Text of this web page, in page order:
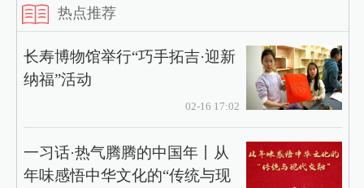
热点推荐
长寿博物馆举行“巧手拓吉·迎新
纳福”活动
02-16 17:02
一习话·热气腾腾的中国年丨从
年味感悟中华文化的“传统与现